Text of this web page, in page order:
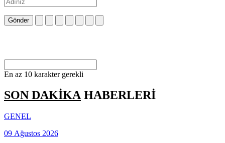
Gönder
En az 10 karakter gerekli
SON DAKİKAHABERLERİ
GENEL
09 Ağustos 2026